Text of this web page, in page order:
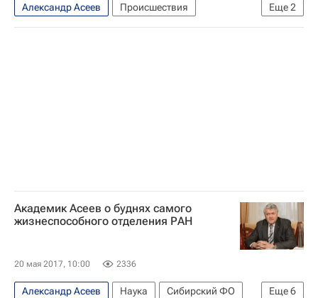
Еще2
Александр Асеев
Происшествия
Новосибирск
Российская академия наук
Академик Асеев о буднях самого
жизнеспособного отделения РАН
20 мая 2017, 10:00 2336
Еще6
Александр Асеев Наука
Сибирский ФО